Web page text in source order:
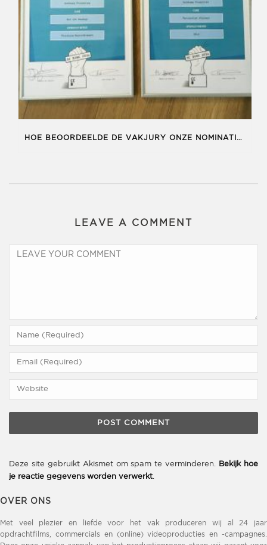
HOE BEOORDEELDE DE VAKJURY ONZE NOMINATIES VOOR DE BONK?
LEAVE A COMMENT
Deze site gebruikt Akismet om spam te verminderen.
Bekijk hoe
je reactie gegevens worden verwerkt.
OVER ONS
Met veel plezier en liefde voor het vak produceren wij al 24 jaar
opdrachtfilms, commercials en (online) videoproducties en -campagnes.